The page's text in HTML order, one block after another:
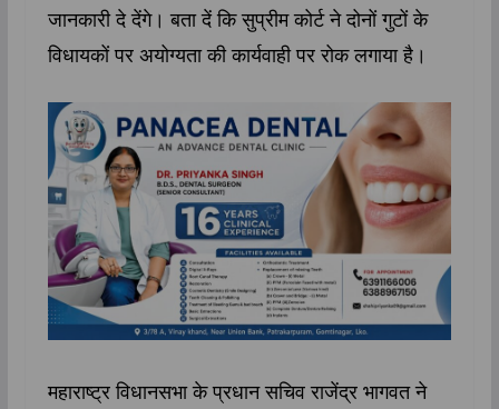
जानकारी दे देंगे। बता दें कि सुप्रीम कोर्ट ने दोनों गुटों के
विधायकों पर अयोग्यता की कार्यवाही पर रोक लगाया है।
महाराष्ट्र विधानसभा के प्रधान सचिव राजेंद्र भागवत ने